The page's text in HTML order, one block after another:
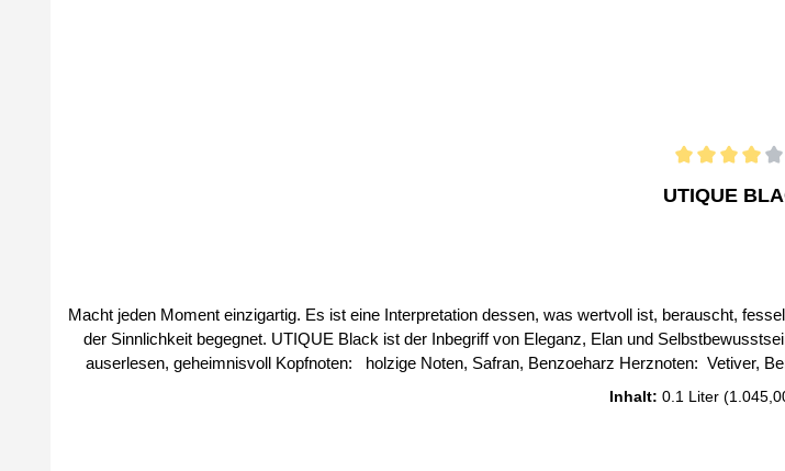
UTIQUE
Macht jeden Moment einzigartig. Es ist eine Interpretation dessen, was wertvoll ist, berauscht,
der Sinnlichkeit begegnet. UTIQUE Black ist der Inbegriff von Eleganz, Elan und Selbstbewusstsein. Ein
auserlesen, geheimnisvoll Kopfnoten: holzige Noten, Safran, Benzoeharz Herznoten: Vetiver, Bernstein, Vanille Basisnote: Leder, Sandelholz, Bernsteinbaum Größe: 100ml Parfüm-
Konzentrat: 20% Bei uns erhalten
Inhalt: 0.1 Liter